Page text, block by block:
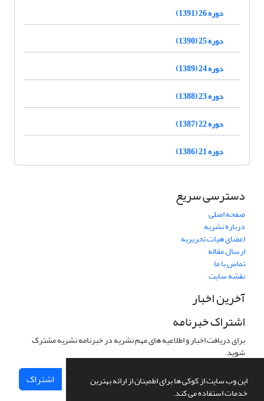
این وب سایت از کوکی ها برای اطمینان از ارائه بهترین
خدمات استفاده می کند.
دوره 26 (1391)
دوره 25 (1390)
دوره 24 (1389)
دوره 23 (1388)
دوره 22 (1387)
دوره 21 (1386)
دسترسی سریع
صفحه اصلی
درباره نشریه
اعضای هیات تحریریه
ارسال مقاله
تماس با ما
نقشه سایت
آخرین اخبار
اشتراک خبرنامه
برای دریافت اخبار و اطلاعیه های مهم نشریه در خبرنامه نشریه مشترک
شوید.
اشتراک